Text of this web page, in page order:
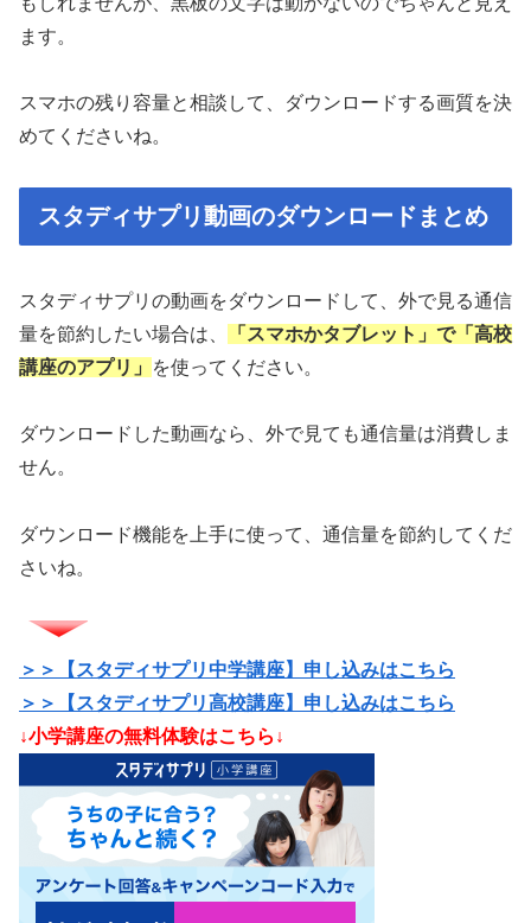
ます。
スマホの残り容量と相談して、ダウンロードする画質を決
めてくださいね。
スタディサプリ動画のダウンロードまとめ
スタディサプリの動画をダウンロードして、外で見る通信
量を節約したい場合は、
「スマホかタブレット」で「高校
講座のアプリ」
を使ってください。
ダウンロードした動画なら、外で見ても通信量は消費しま
せん。
ダウンロード機能を上手に使って、通信量を節約してくだ
さいね。
＞＞【スタディサプリ中学講座】申し込みはこちら
＞＞【スタディサプリ高校講座】申し込みはこちら
↓小学講座の無料体験はこちら↓